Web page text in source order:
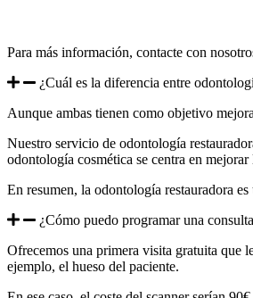
Para más información, contacte con
¿Cuál es la diferencia entre
Aunque ambas tienen como objetivo
Nuestro servicio de odontología
odontología cosmética se centra en
En resumen, la odontología restauradora
¿Cómo puedo programar una
Ofrecemos una primera visita gratuita que
ejemplo, el hueso del paciente.